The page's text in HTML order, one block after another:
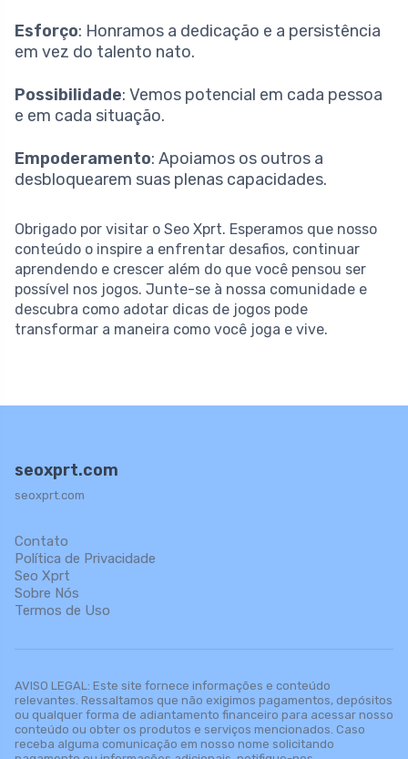
Esforço: Honramos a dedicação e a persistência
em vez do talento nato.
Possibilidade: Vemos potencial em cada pessoa
e em cada situação.
Empoderamento: Apoiamos os outros a
desbloquearem suas plenas capacidades.
Obrigado por visitar o Seo Xprt. Esperamos que nosso
conteúdo o inspire a enfrentar desafios, continuar
aprendendo e crescer além do que você pensou ser
possível nos jogos. Junte-se à nossa comunidade e
descubra como adotar dicas de jogos pode
transformar a maneira como você joga e vive.
seoxprt.com
seoxprt.com
Contato
Política de Privacidade
Seo Xprt
Sobre Nós
Termos de Uso
AVISO LEGAL: Este site fornece informações e conteúdo
relevantes. Ressaltamos que não exigimos pagamentos, depósitos
ou qualquer forma de adiantamento financeiro para acessar nosso
conteúdo ou obter os produtos e serviços mencionados. Caso
receba alguma comunicação em nosso nome solicitando